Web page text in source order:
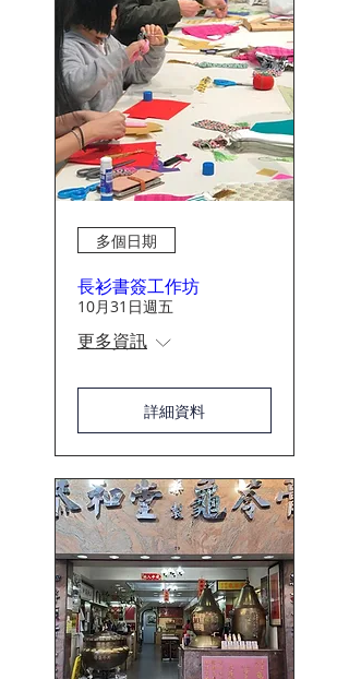
多個日期
長衫書簽工作坊
10月31日週五
更多資訊
詳細資料